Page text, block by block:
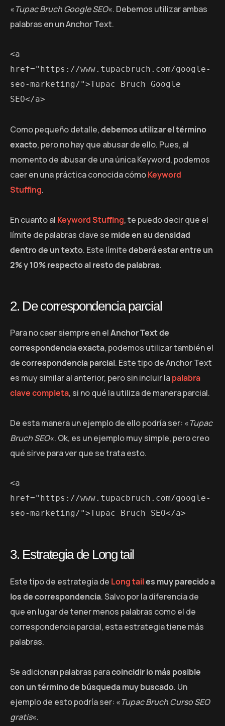
«Tupac Bruch Google SEO«. Debemos utilizar ambas
palabras en un Anchor Text.
<a
href="https://www.tupacbruch.com/google-
seo-marketing/">Tupac Bruch Google
SEO</a>
Como pequeño detalle,debemos utilizar el término
exacto, pero no hay que abusar de ello. Pues, al
momento de abusar de una única Keyword, podemos
caer en una práctica conocida cómoKeyword
Stuffing.
En cuanto al Keyword Stuffing, te puedo decir que el
límite de palabras clave se mide en su densidad
dentro de un texto. Este límitedeberá estar entre un
2% y 10% respecto al resto de palabras.
2. De correspondencia parcial
Para no caer siempre en elAnchor Text de
correspondencia exacta, podemos utilizar también el
decorrespondencia parcial. Este tipo de Anchor Text
es muy similar al anterior, pero sin incluir lapalabra
clave completa, si no qué la utiliza de manera parcial.
De esta manera un ejemplo de ello podría ser: «Tupac
Bruch SEO«. Ok, es un ejemplo muy simple, pero creo
qué sirve para ver que se trata esto.
<a
href="https://www.tupacbruch.com/google-
seo-marketing/">Tupac Bruch SEO</a>
3. Estrategia de Long tail
Este tipo de estrategia de Long tailes muy parecido a
los de correspondencia. Salvo por la diferencia de
que en lugar de tener menos palabras como el de
correspondencia parcial, esta estrategia tiene más
palabras.
Se adicionan palabras paracoincidir lo más posible
con un término de búsqueda muy buscado. Un
ejemplo de esto podría ser: «Tupac Bruch Curso SEO
gratis«.